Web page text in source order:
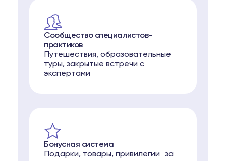
Сообщество специалистов-
практиков
Путешествия, образовательные
туры, закрытые встречи с
экспертами
Бонусная система
Подарки, товары, привилегии за